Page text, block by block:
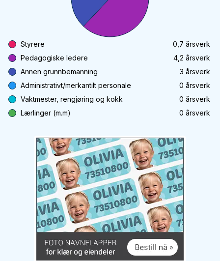
Styrere 0,7 årsverk
Pedagogiske ledere
4,2 årsverk
Annen grunnbemanning
3 årsverk
Administrativt/merkantilt personale
0 årsverk
Vaktmester, rengjøring og kokk
0 årsverk
Lærlinger (m.m)
0 årsverk